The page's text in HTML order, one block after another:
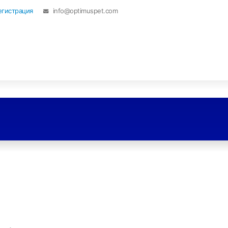
info@optimuspet.com